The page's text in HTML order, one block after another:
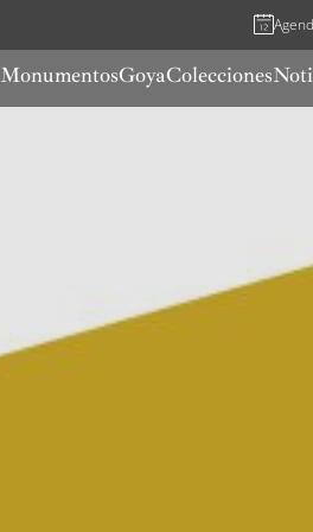
MonumentosGoyaColecciones